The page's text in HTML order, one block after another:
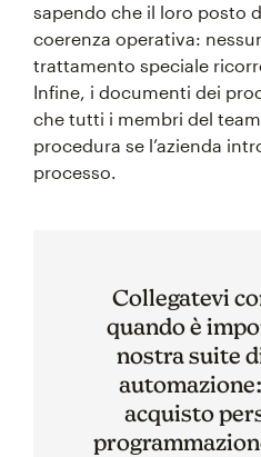
sapendo che il loro posto
coerenza operativa:
trattamento speciale
Infine, i documenti dei
che tutti i membri del
procedura se l’azienda
processo.
Collegatevi
quando è
nostra suite
acquisto